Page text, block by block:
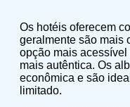
Os hotéis oferecem
geralmente são mais
opção mais
mais autêntica. Os
econômica e são
limitado.